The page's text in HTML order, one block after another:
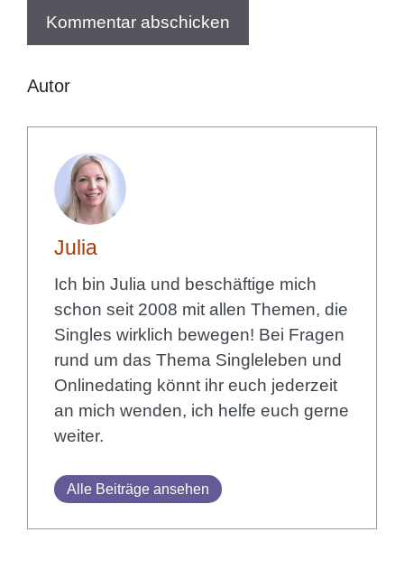
Autor
Julia
Ich bin Julia und beschäftige mich
schon seit 2008 mit allen Themen, die
Singles wirklich bewegen! Bei Fragen
rund um das Thema Singleleben und
Onlinedating könnt ihr euch jederzeit
an mich wenden, ich helfe euch gerne
weiter.
Alle Beiträge ansehen